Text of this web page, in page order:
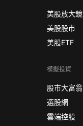
美股放大鏡
美股股市
美股ETF
模擬投資
股市大富翁
選股網
雲端控股